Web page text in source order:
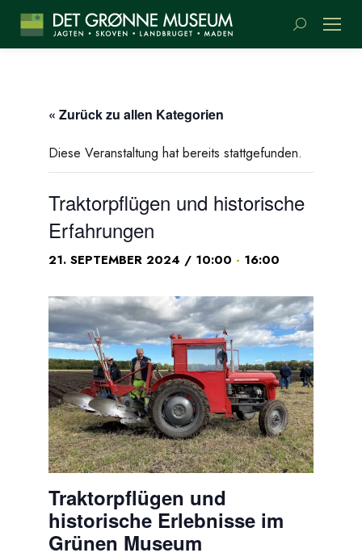
Suchen:
« Zurück zu allen Kategorien
Diese Veranstaltung hat bereits stattgefunden.
Traktorpflügen und historische
Erfahrungen
21. SEPTEMBER 2024 / 10:00 - 16:00
Traktorpflügen und
historische Erlebnisse im
Grünen Museum